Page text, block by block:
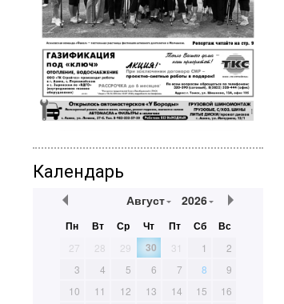
Календарь
Август 2026
Пн Вт Ср Чт Пт Сб Вс
27 28 29 30 31 1
2
3
4 5 6 7 8
9
10
11 12 13 14 15
16